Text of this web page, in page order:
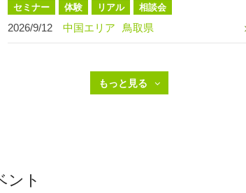
セミナー 体験 リアル 相談会
2026/9/12 中国エリア 鳥取県
ント